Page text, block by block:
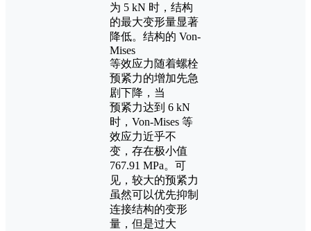
为 5 kN 时，结构
的最大变形量显著
降低。结构的 Von-
Mises
等效应力随着螺栓
预紧力的增加先急
剧下降，当
预紧力达到 6 kN
时，Von-Mises 等
效应力近乎不
变，存在极小值
767.91 MPa。可
见，较大的预紧力
虽然可以优先抑制
连接结构的变形
量，但是过大